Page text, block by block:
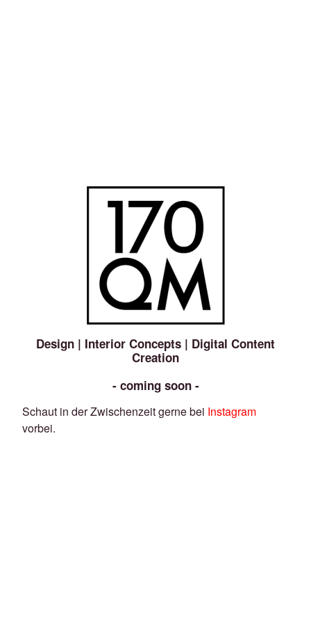
Design | Interior Concepts | Digital Content
Creation
- coming soon -
Schaut in der Zwischenzeit gerne bei Instagram
vorbei.